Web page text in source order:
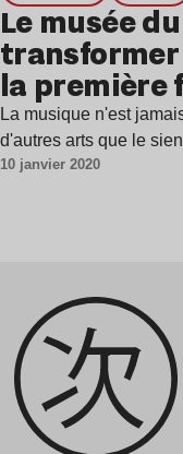
Le musée
la première
La musique n'est
d'autres arts que le
10 janvier 2020